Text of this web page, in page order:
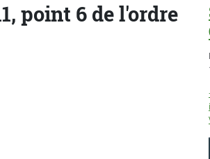
point 6 de l'ordre